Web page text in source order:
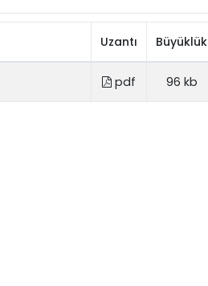
Uzantı Büyüklük
pdf 96 kb